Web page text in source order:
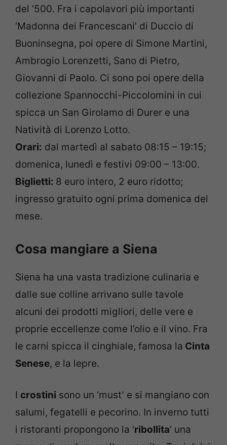
del ‘500. Fra i capolavori più importanti
‘Madonna dei Francescani’ di Duccio di
Buoninsegna, poi opere di Simone Martini,
Ambrogio Lorenzetti, Sano di Pietro,
Giovanni di Paolo. Ci sono poi opere della
collezione Spannocchi-Piccolomini in cui
spicca un San Girolamo di Durer e una
Natività di Lorenzo Lotto.
Orari: dal martedì al sabato 08:15 – 19:15;
domenica, lunedì e festivi 09:00 – 13:00.
Biglietti: 8 euro intero, 2 euro ridotto;
ingresso gratuito ogni prima domenica del
mese.
Cosa mangiare a Siena
Siena ha una vasta tradizione culinaria e
dalle sue colline arrivano sulle tavole
alcuni dei prodotti migliori, delle vere e
proprie eccellenze come l’olio e il vino. Fra
le carni spicca il cinghiale, famosa la Cinta
Senese, e la lepre.
I crostini sono un ‘must’ e si mangiano con
salumi, fegatelli e pecorino. In inverno tutti
i ristoranti propongono la ‘ribollita‘ una